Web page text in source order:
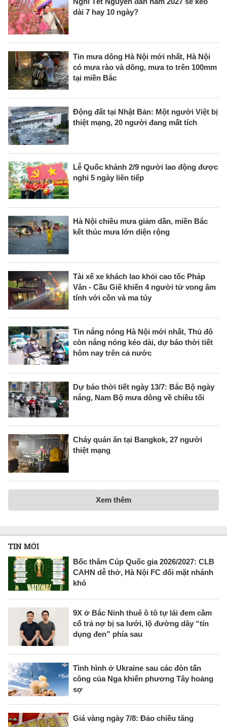
dài 7 hay 10 ngày?
Tin mưa dông Hà Nội mới nhất, Hà Nội
có mưa rào và dông, mưa to trên 100mm
tại miền Bắc
Động đất tại Nhật Bản: Một người Việt bị
thiệt mạng, 20 người đang mất tích
Lễ Quốc khánh 2/9 người lao động được
nghỉ 5 ngày liên tiếp
Hà Nội chiều mưa giảm dần, miền Bắc
kết thúc mưa lớn diện rộng
Tài xế xe khách lao khỏi cao tốc Pháp
Vân - Cầu Giẽ khiến 4 người tử vong âm
tính với cồn và ma túy
Tin nắng nóng Hà Nội mới nhất, Thủ đô
còn nắng nóng kéo dài, dự báo thời tiết
hôm nay trên cả nước
Dự báo thời tiết ngày 13/7: Bắc Bộ ngày
nắng, Nam Bộ mưa dông về chiều tối
Cháy quán ăn tại Bangkok, 27 người
thiệt mạng
Xem thêm
TIN MỚI
Bốc thăm Cúp Quốc gia 2026/2027: CLB
CAHN dễ thở, Hà Nội FC đối mặt nhánh
khó
9X ở Bắc Ninh thuê ô tô tự lái đem cầm
cố trả nợ bị sa lưới, lộ đường dây “tín
dụng đen” phía sau
Tình hình ở Ukraine sau các đòn tấn
công của Nga khiến phương Tây hoảng
sợ
Giá vàng ngày 7/8: Đảo chiều tăng